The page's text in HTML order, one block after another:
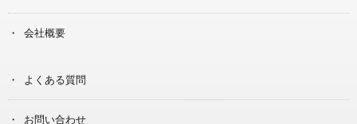
会社概要
よくある質問
お問い合わせ